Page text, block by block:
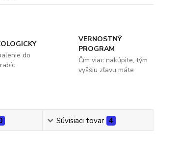
do
VERNOSTNÝ
PROGRAM
Čím viac nakúpite, tým
vyššiu zľavu máte
Súvisiaci tovar 4